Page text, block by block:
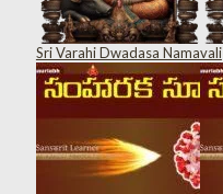
Sri Varahi Dwadasa Namavali